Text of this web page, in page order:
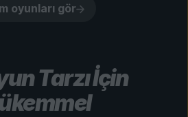
oyunları gör
Tarzı İçin